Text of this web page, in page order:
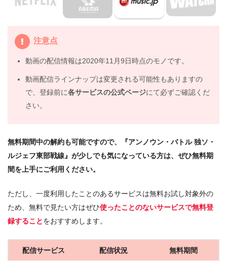
3.3 『ダンケルク』（2017年）
動画はDailymotionやPandoraではなく、配信サービスで
画フル無料視聴まとめ
注意点
動画の配信情報は2020年11月9日時点のモノです。
動画配信ラインナップは変更される可能性もありますの
で、登録前に各サービスの公式ページにて必ずご確認くだ
さい。
無料期間中の解約も可能ですので、『アンノウン・バトル 独ソ・
ルジェフ東部戦線』が少しでも気になっている方は、ぜひ無料期
間を上手にご利用ください。
ただし、一度利用したことのあるサービスは無料お試し対象外の
ため、無料で見たい方はぜひ使ったことのないサービスで無料登
録することをおすすめします。
配信サービス 配信状況 無料期間